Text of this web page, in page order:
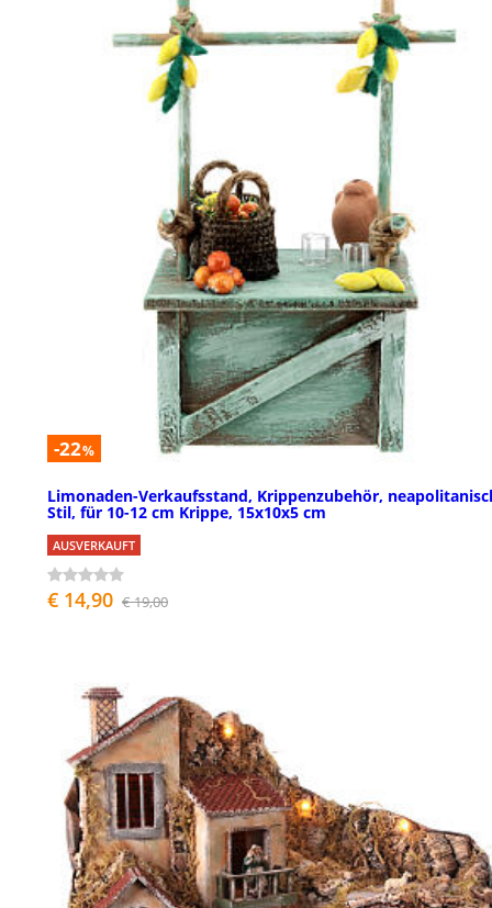
-22%
Limonaden-Verkaufsstand, Krippenzubehör,
Stil, für 10-12 cm Krippe, 15x10x5 cm
AUSVERKAUFT
€ 14,90 € 19,00